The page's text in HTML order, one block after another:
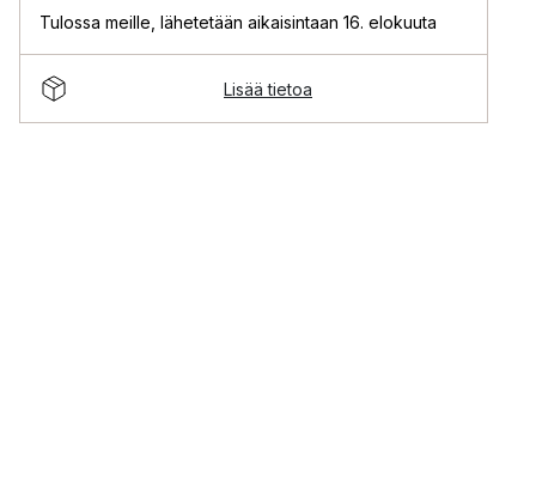
Tulossa meille lähetetään aikaisintaan 16. elokuuta
Lisää tietoa